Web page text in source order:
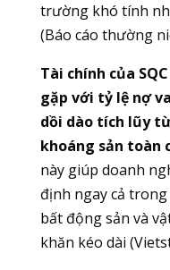
trường khó tính
(Báo cáo thường
Tài chính của
gặp với tỷ lệ nợ
dồi dào tích lũy
khoáng sản toàn
này giúp doanh
định ngay cả
bất động sản và
khăn kéo dài